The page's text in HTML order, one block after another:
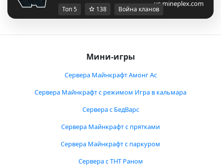
us.mineplex.com
Топ 5 138 Война кланов
Мини-игры
Сервера Майнкрафт Амонг Ас
Сервера Майнкрафт с режимом Игра в кальмара
Сервера с БедВарс
Сервера Майнкрафт с прятками
Сервера Майнкрафт с паркуром
Сервера с ТНТ Раном